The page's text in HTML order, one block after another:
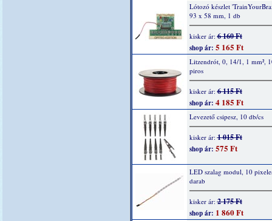
Lótozó készlet
93 x 58 mm, 1 db
kisker ár:6 160 Ft
shop ár: 5 165 Ft
Litzendrót, 0, 14/1, 1 mm²,
piros
kisker ár:6 115 Ft
shop ár: 4 185 Ft
Levezető csipesz, 10 db/cs
kisker ár:1 015 Ft
shop ár: 575 Ft
LED szalag modul, 10
darab
kisker ár:2 175 Ft
shop ár: 1 860 Ft